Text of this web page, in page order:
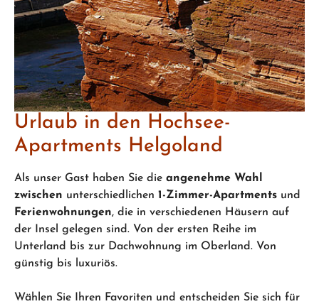
Urlaub in den Hochsee-
Apartments Helgoland
Als unser Gast haben Sie die angenehme Wahl
zwischen unterschiedlichen 1-Zimmer-Apartments und
Ferienwohnungen, die in verschiedenen Häusern auf
der Insel gelegen sind. Von der ersten Reihe im
Unterland bis zur Dachwohnung im Oberland. Von
günstig bis luxuriös.
Wählen Sie Ihren Favoriten und entscheiden Sie sich für